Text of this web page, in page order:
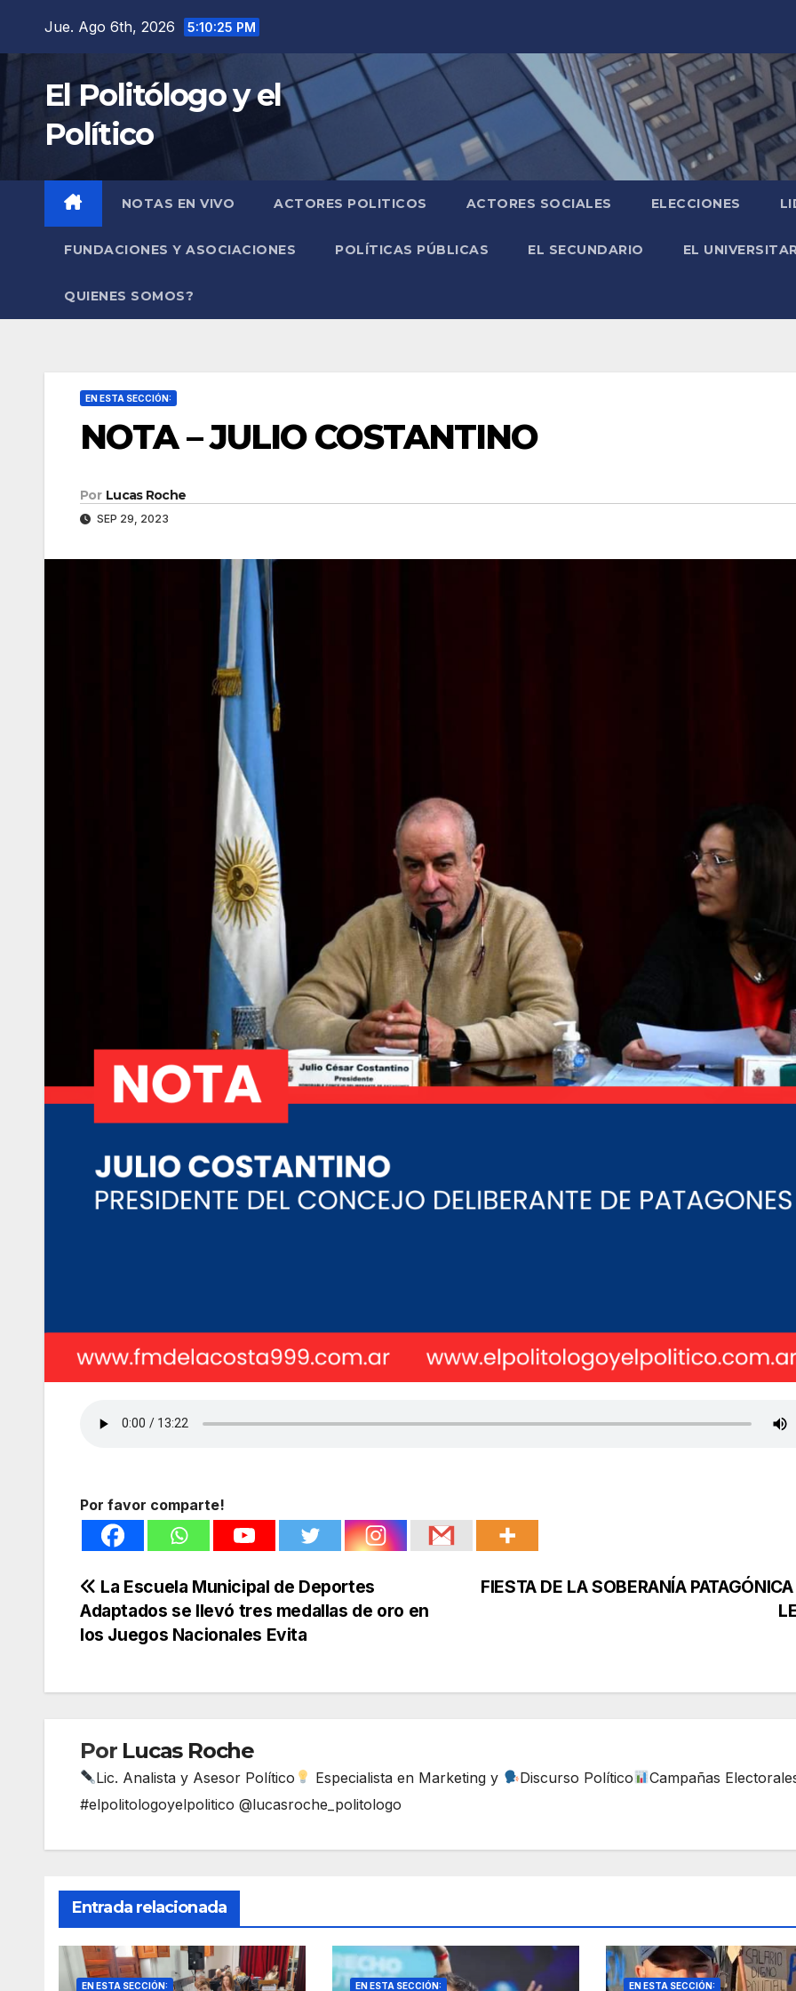
Jue. Ago 6th, 2026 5:10:26 PM
El Politólogo y el
Político
NOTAS EN VIVO ACTORES POLITICOS ACTORES SOCIALES ELECCIONES
FUNDACIONES Y ASOCIACIONES POLÍTICAS PÚBLICAS EL SECUNDARIO EL
QUIENES SOMOS?
EN ESTA SECCIÓN:
NOTA – JULIO COSTANTINO
Por Lucas Roche
SEP 29, 2023
Por favor comparte!
Navegación
de
FIESTA DE LA SOBERANÍA
La Escuela Municipal de Deportes
Adaptados se llevó tres medallas de oro en
los Juegos Nacionales Evita
Por Lucas Roche
Lic. Analista y Asesor Político Especialista en Marketing y Discurso Político
Campañas
#elpolitologoyelpolitico @lucasroche_politologo
Entrada relacionada
EN ESTA SECCIÓN: EN ESTA SECCIÓN: EN ESTA SECCIÓN: